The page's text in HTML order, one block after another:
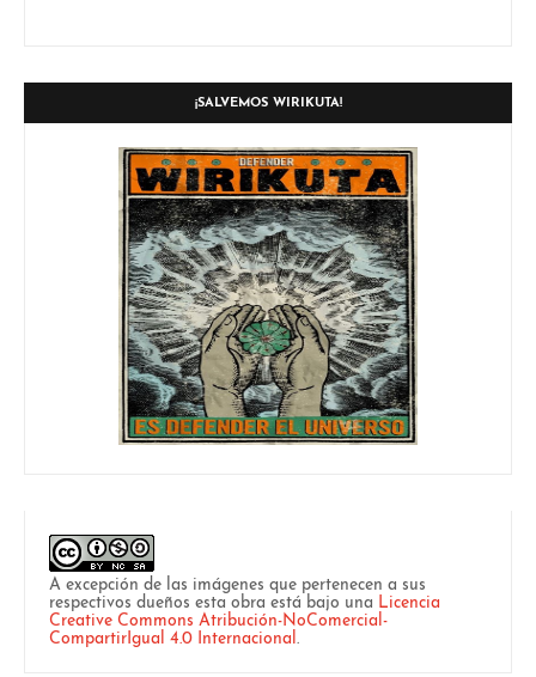
¡SALVEMOS WIRIKUTA!
A excepción de las imágenes que pertenecen a sus
respectivos dueños esta obra está bajo una Licencia
Creative Commons Atribución-NoComercial-
CompartirIgual 4.0 Internacional.